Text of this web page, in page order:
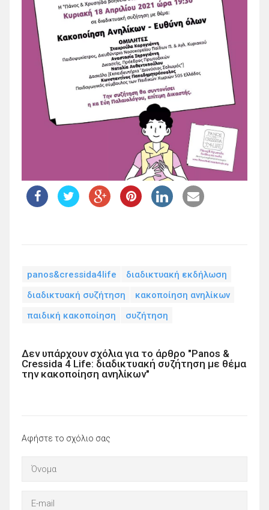
panos&cressida4life
διαδικτυακή εκδήλωση
διαδικτυακή συζήτηση
κακοποίηση ανηλίκων
παιδική κακοποίηση
συζήτηση
Δεν υπάρχουν σχόλια για το άρθρο "Panos &
Cressida 4 Life: διαδικτυακή συζήτηση με θέμα
την κακοποίηση ανηλίκων"
Αφήστε το σχόλιο σας